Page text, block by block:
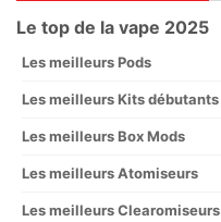
Le top de la vape 2025
Les meilleurs Pods
Les meilleurs Kits débutants
Les meilleurs Box Mods
Les meilleurs Atomiseurs
Les meilleurs Clearomiseurs